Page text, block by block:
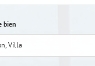
bien
Villa